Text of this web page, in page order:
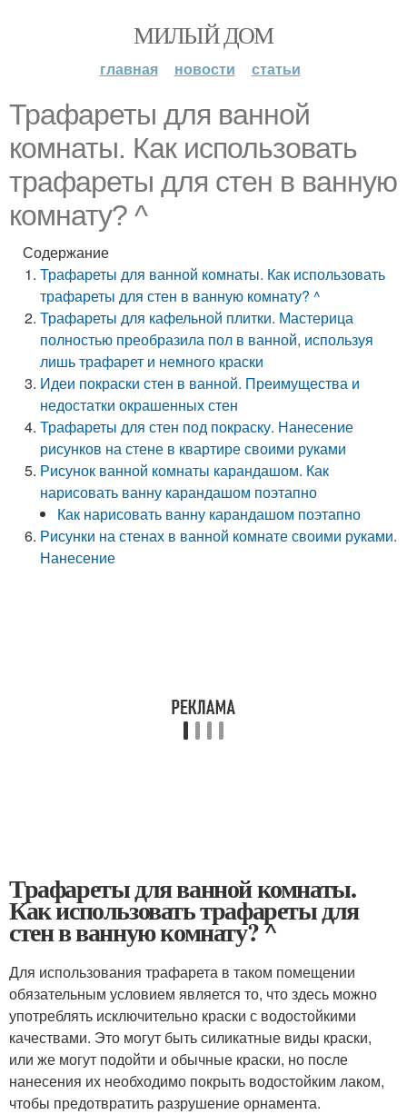
МИЛЫЙ ДОМ
главная новости статьи
Трафареты для ванной
комнаты. Как использовать
трафареты для стен в ванную
комнату? ^
Содержание
Трафареты для ванной комнаты. Как использовать
трафареты для стен в ванную комнату? ^
Трафареты для кафельной плитки. Мастерица
полностью преобразила пол в ванной, используя
лишь трафарет и немного краски
Идеи покраски стен в ванной. Преимущества и
недостатки окрашенных стен
Трафареты для стен под покраску. Нанесение
рисунков на стене в квартире своими руками
Рисунок ванной комнаты карандашом. Как
нарисовать ванну карандашом поэтапно
Как нарисовать ванну карандашом поэтапно
Рисунки на стенах в ванной комнате своими руками.
Нанесение
Трафареты для ванной комнаты.
Как использовать трафареты для
стен в ванную комнату? ^
Для использования трафарета в таком помещении
обязательным условием является то, что здесь можно
употреблять исключительно краски с водостойкими
качествами. Это могут быть силикатные виды краски,
или же могут подойти и обычные краски, но после
нанесения их необходимо покрыть водостойким лаком,
чтобы предотвратить разрушение орнамента.